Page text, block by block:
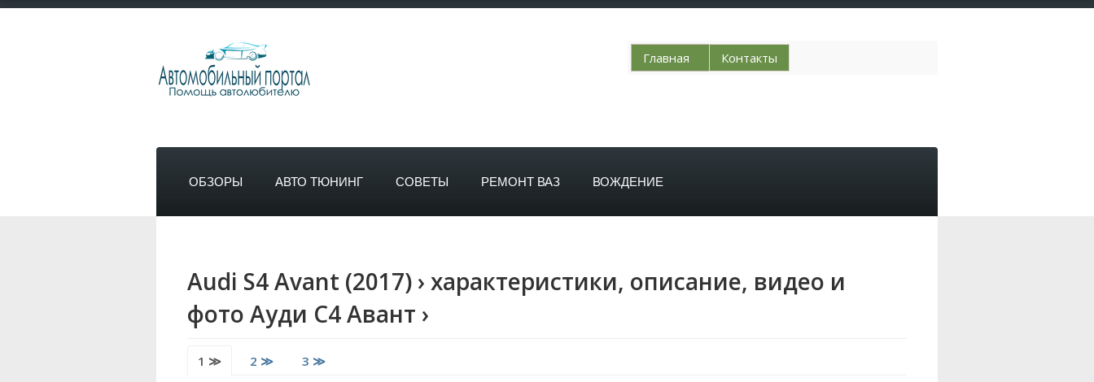
Главная Контакты
ОБЗОРЫ АВТО ТЮНИНГ СОВЕТЫ РЕМОНТ ВАЗ ВОЖДЕНИЕ
Audi S4 Avant (2017) › характеристики, описание, видео и
фото Ауди С4 Авант ›
1 ≫ 2 ≫ 3 ≫